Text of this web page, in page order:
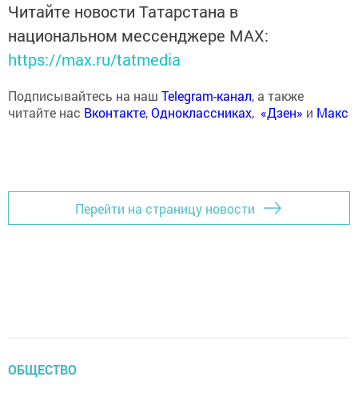
Читайте новости Татарстана в
национальном мессенджере MАХ:
https://max.ru/tatmedia
Подписывайтесь на наш Telegram-канал, а также
читайте нас Вконтакте,Одноклассниках, «Дзен» и Макс
Перейти на страницу новости
ОБЩЕСТВО